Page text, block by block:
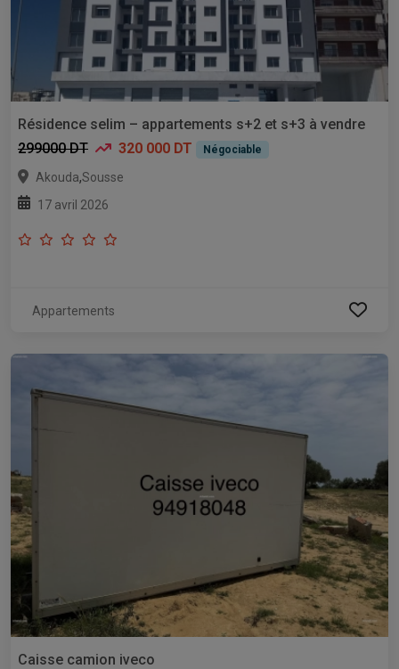
Résidence selim – appartements s+2 et s+3 à vendre
299000 DT
320 000 DT Négociable
Akouda,Sousse
17 avril 2026
Appartements
Caisse camion iveco